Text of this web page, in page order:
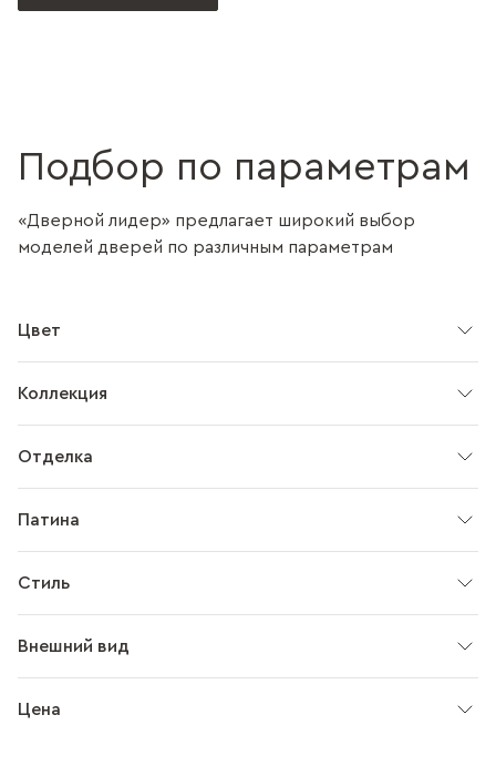
Подбор по параметрам
«Дверной лидер» предлагает широкий выбор
моделей дверей по различным параметрам
Цвет
Коллекция
Отделка
Патина
Стиль
Внешний вид
Цена